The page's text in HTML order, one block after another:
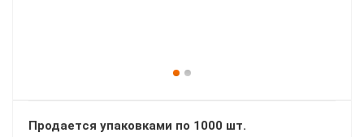
Продается упаковками по 1000 шт.